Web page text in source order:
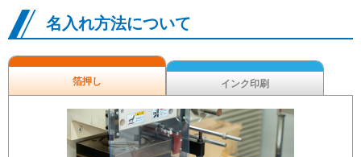
名入れ方法について
箔押し インク印刷